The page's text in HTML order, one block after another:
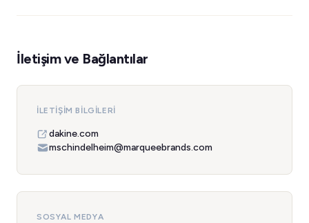
İletişim ve Bağlantılar
İLETIŞIM BILGILERI
dakine.com
mschindelheim@marqueebrands.com
SOSYAL MEDYA